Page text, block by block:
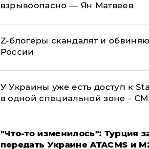
взрывоопасно — Ян Матвеев
Z-блогеры скандалят и
России
У Украины уже есть доступ к
в одной специальной зоне -
​"Что-то изменилось": Турция
передать Украине ATACMS и